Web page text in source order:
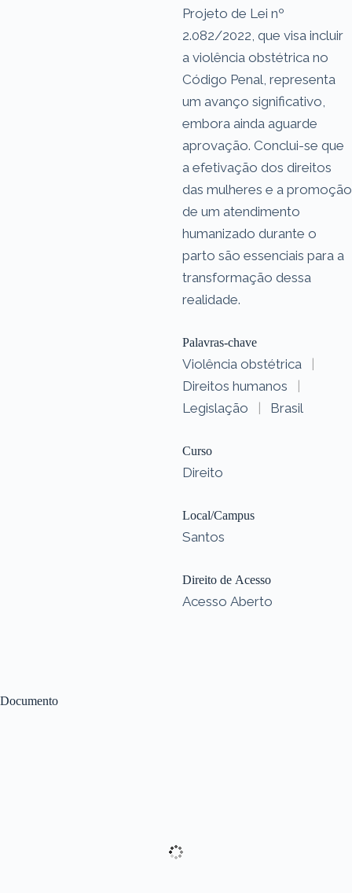
Documento
Projeto de Lei nº
2.082/2022, que visa incluir
a violência obstétrica no
Código Penal, representa
um avanço significativo,
embora ainda aguarde
aprovação. Conclui-se que
a efetivação dos direitos
das mulheres e a promoção
de um atendimento
humanizado durante o
parto são essenciais para a
transformação dessa
realidade.
Palavras-chave
Violência obstétrica
|
Direitos humanos
|
Legislação
| Brasil
Curso
Direito
Local/Campus
Santos
Direito de Acesso
Acesso Aberto